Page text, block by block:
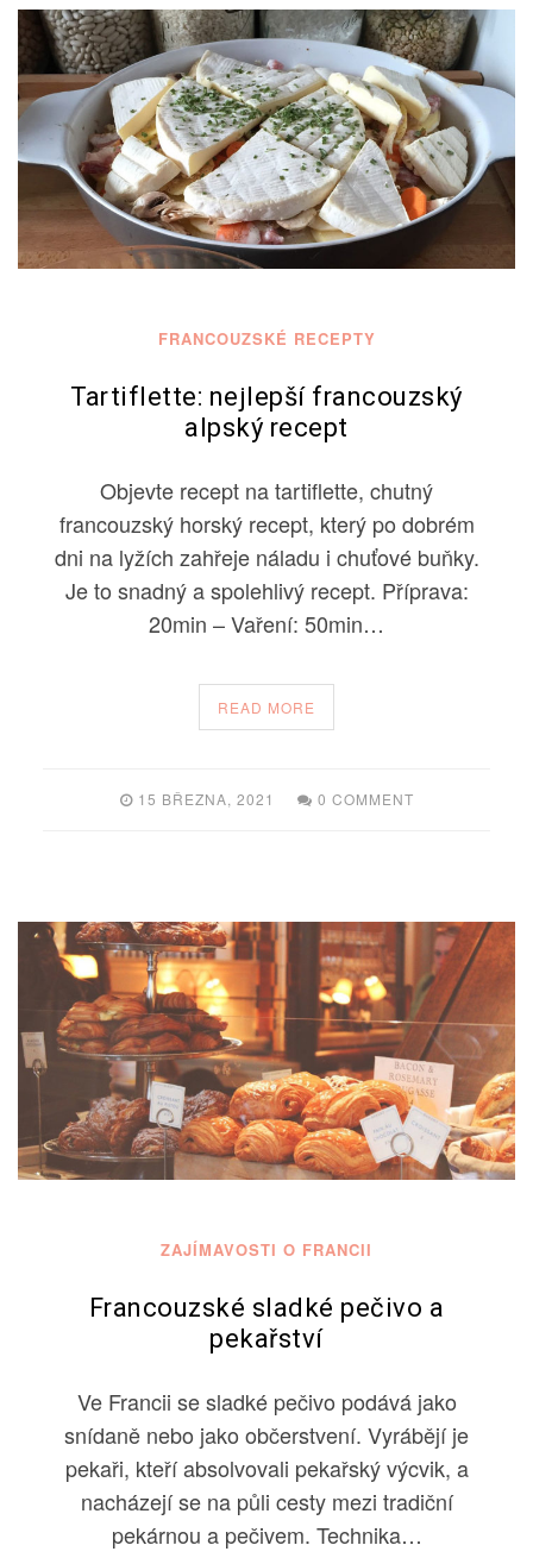
FRANCOUZSKÉ RECEPTY
Tartiflette: nejlepší francouzský
alpský recept
Objevte recept na tartiflette, chutný
francouzský horský recept, který po dobrém
dni na lyžích zahřeje náladu i chuťové buňky.
Je to snadný a spolehlivý recept. Příprava:
20min – Vaření: 50min…
READ MORE
15 BŘEZNA, 2021 0 COMMENT
ZAJÍMAVOSTI O FRANCII
Francouzské sladké pečivo a
pekařství
Ve Francii se sladké pečivo podává jako
snídaně nebo jako občerstvení. Vyrábějí je
pekaři, kteří absolvovali pekařský výcvik, a
nacházejí se na půli cesty mezi tradiční
pekárnou a pečivem. Technika…